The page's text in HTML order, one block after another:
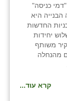
"דמי כניסה"
הבנייה היא
החדשות
יחידות
יח"ד של 55 מ"ר עם קיר משותף
מהנחלה
קרא עוד...